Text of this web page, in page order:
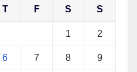
T F S S
1 2
6 7 8 9